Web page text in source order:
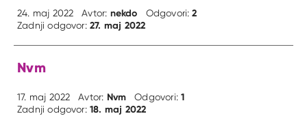
24. maj 2022 Avtor: nekdo Odgovori:2
Zadnji odgovor:27. maj 2022
Nvm
17. maj 2022 Avtor: Nvm Odgovori:1
Zadnji odgovor:18. maj 2022